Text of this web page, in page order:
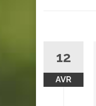
12
AVR